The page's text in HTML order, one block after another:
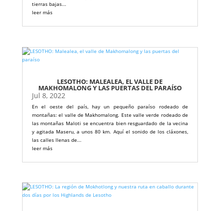
tierras bajas...
leer más
LESOTHO: MALEALEA, EL VALLE DE
MAKHOMALONG Y LAS PUERTAS DEL PARAÍSO
Jul 8, 2022
En el oeste del país, hay un pequeño paraíso rodeado de
montañas: el valle de Makhomalong. Este valle verde rodeado de
las montañas Maloti se encuentra bien resguardado de la vecina
y agitada Maseru, a unos 80 km. Aquí el sonido de los cláxones,
las calles llenas de...
leer más